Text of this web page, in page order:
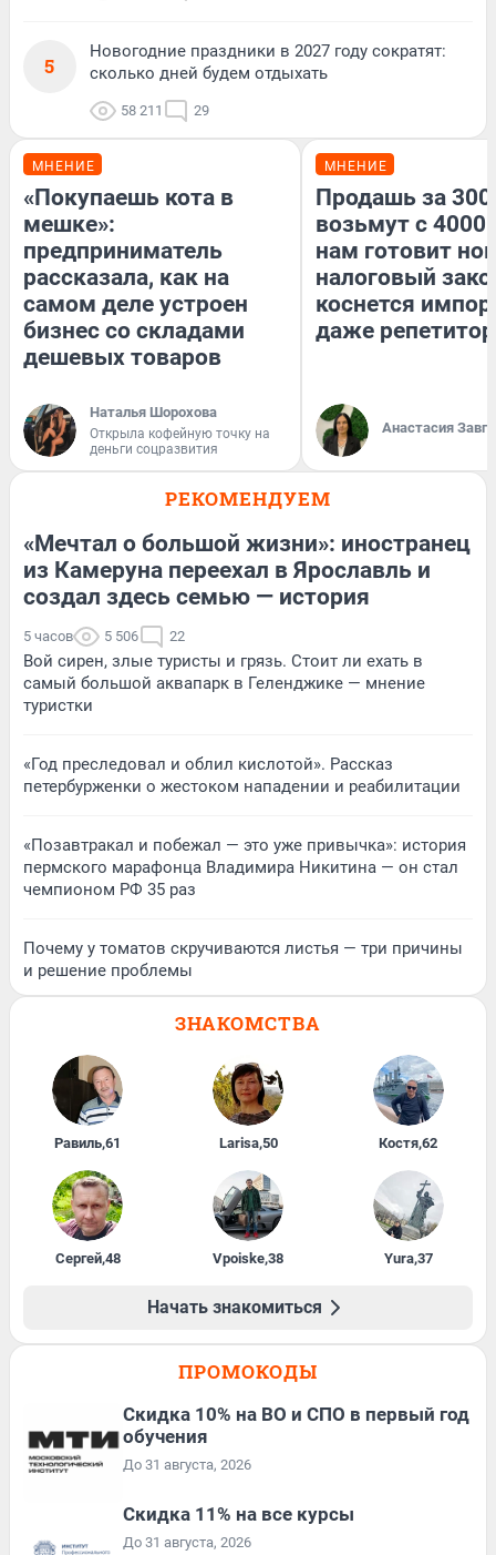
5
Новогодние праздники в 2027 году сократят:
сколько дней будем отдыхать
58 211 29
МНЕНИЕ
«Покупаешь кота в
мешке»:
предприниматель
рассказала, как на
самом деле устроен
бизнес со складами
дешевых товаров
Наталья Шорохова
Открыла кофейную точку на
деньги соцразвития
МНЕНИЕ
Продашь за
возьмут с
нам готовит
налоговый
коснется
даже
Анастасия
РЕКОМЕНДУЕМ
«Мечтал о большой жизни»: иностранец
из Камеруна переехал в Ярославль и
создал здесь семью — история
5 часов 5 506 22
Вой сирен, злые туристы и грязь. Стоит ли ехать в
самый большой аквапарк в Геленджике — мнение
туристки
«Год преследовал и облил кислотой». Рассказ
петербурженки о жестоком нападении и реабилитации
«Позавтракал и побежал — это уже привычка»: история
пермского марафонца Владимира Никитина — он стал
чемпионом РФ 35 раз
Почему у томатов скручиваются листья — три причины
и решение проблемы
ЗНАКОМСТВА
Равиль,61 Larisa,50 Костя,62
Сергей,48 Vpoiske,38 Yura,37
Начать знакомиться
ПРОМОКОДЫ
Скидка 10% на ВО и СПО в первый год
обучения
До 31 августа, 2026
Скидка 11% на все курсы
До 31 августа, 2026